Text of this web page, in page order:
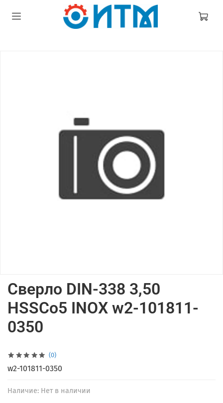
(0)
Наличие: Нет в наличии
Сверло DIN-338 3,50
HSSCo5 INOX w2-101811-
0350
w2-101811-0350